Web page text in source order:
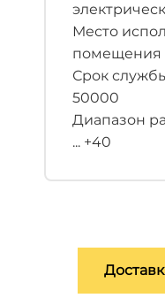
Место
помещения
Срок
50000
Диапазон
... +40